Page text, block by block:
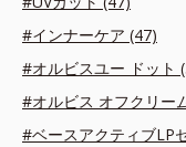
#インナーケア (47)
#オルビスユー ドット
#オルビス オフクリー
#ベースアクティブLP